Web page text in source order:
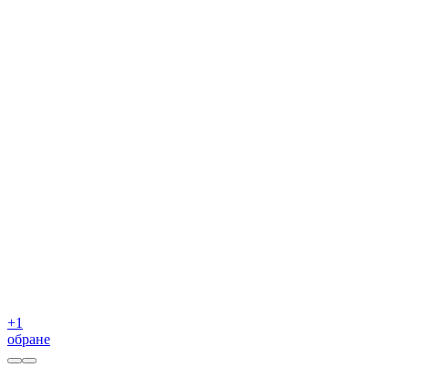
+1
обране